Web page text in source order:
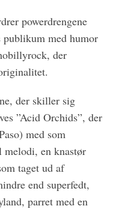
powerdrengene
publikum med humor
der
der skiller sig
”Acid Orchids”, der
med som
en knastør
taget ud af
end superfedt,
parret med en